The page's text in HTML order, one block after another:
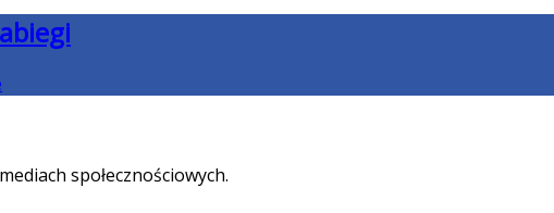
społecznościowych.